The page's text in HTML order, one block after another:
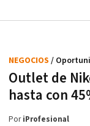
Outlet de
hasta con
NEGOCIOS /
PoriProfesional